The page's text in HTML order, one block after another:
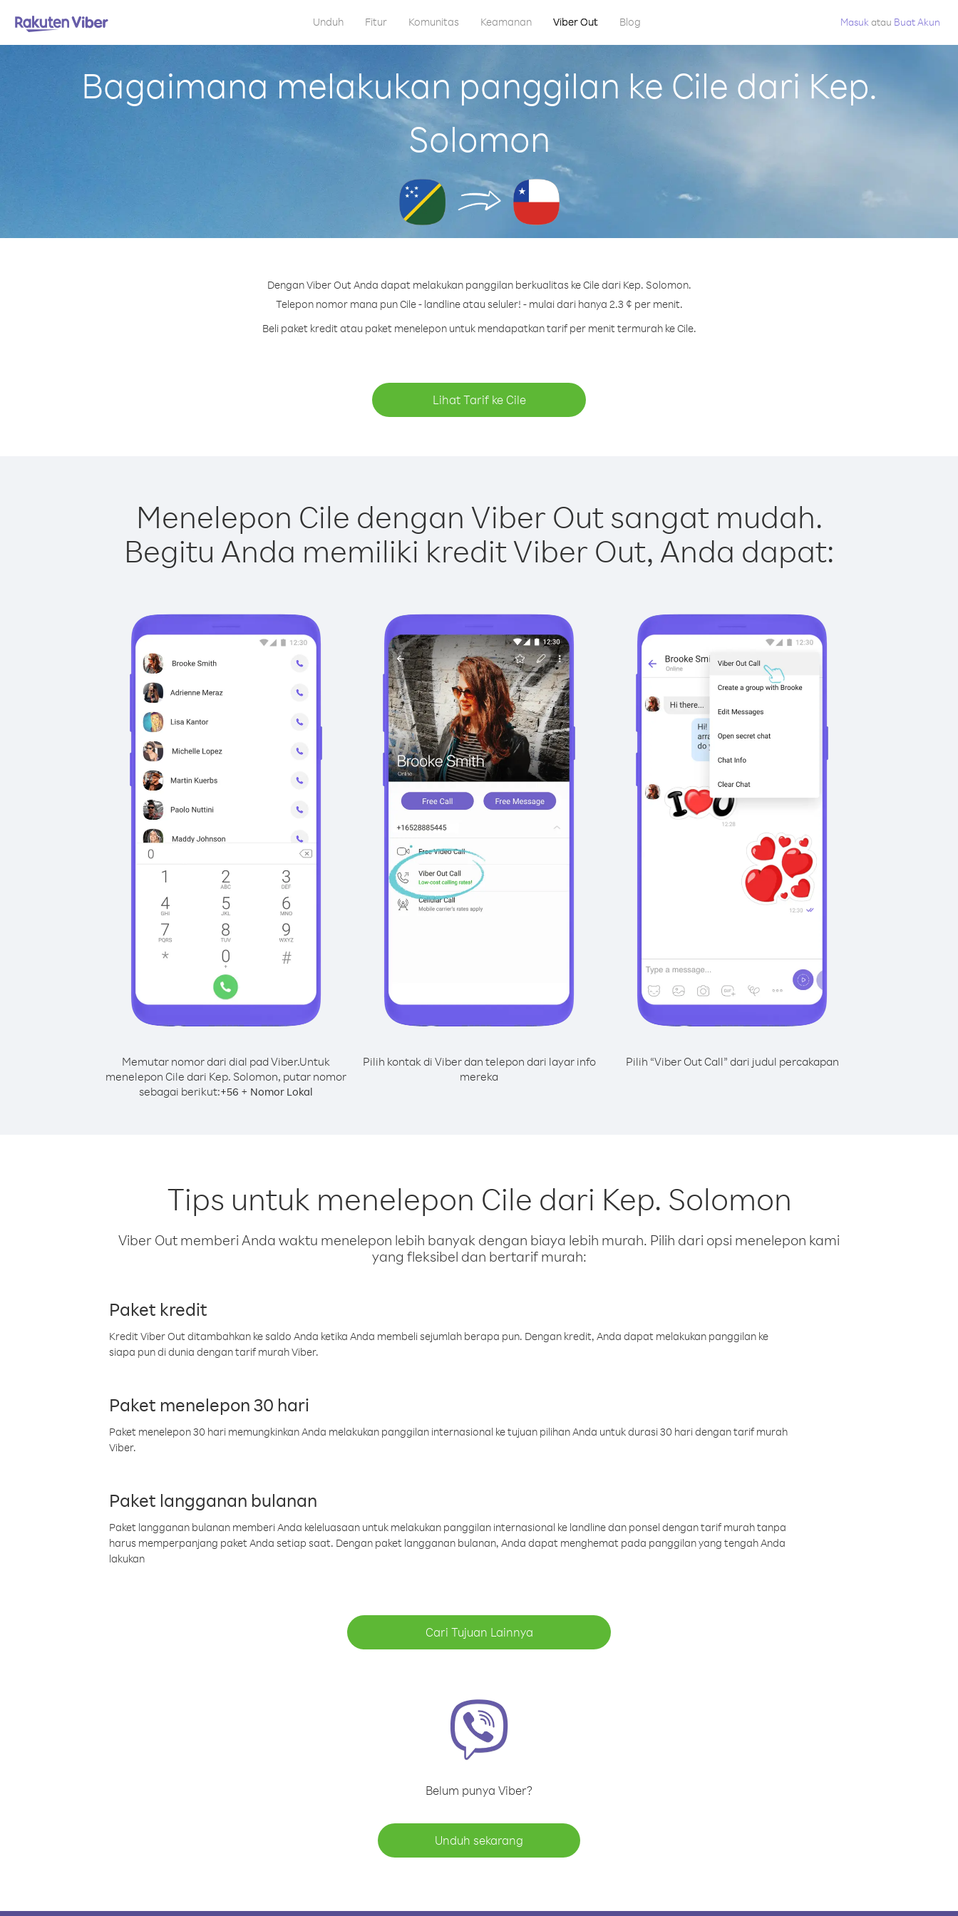
Unduh Fitur Komunitas Keamanan Viber Out Blog Masuk atau Buat Akun
Bagaimana melakukan panggilan ke Cile dari Kep.
Solomon
Dengan Viber Out Anda dapat melakukan panggilan berkualitas ke Cile dari Kep. Solomon.
Telepon nomor mana pun Cile - landline atau seluler! - mulai dari hanya 2.3 ¢ per menit.
Beli paket kredit atau paket menelepon untuk mendapatkan tarif per menit termurah ke Cile.
Lihat Tarif ke Cile
Menelepon Cile dengan Viber Out sangat mudah.
Begitu Anda memiliki kredit Viber Out, Anda dapat:
Memutar nomor dari dial pad Viber.Untuk
menelepon Cile dari Kep. Solomon, putar nomor
sebagai berikut:+56 + Nomor Lokal
Pilih kontak di Viber dan telepon dari layar info
mereka
Pilih “Viber Out Call” dari judul percakapan
Tips untuk menelepon Cile dari Kep. Solomon
Viber Out memberi Anda waktu menelepon lebih banyak dengan biaya lebih murah. Pilih dari opsi menelepon kami
yang fleksibel dan bertarif murah:
Paket kredit
Kredit Viber Out ditambahkan ke saldo Anda ketika Anda membeli sejumlah berapa pun. Dengan kredit, Anda dapat melakukan panggilan ke
siapa pun di dunia dengan tarif murah Viber.
Paket menelepon 30 hari
Paket menelepon 30 hari memungkinkan Anda melakukan panggilan internasional ke tujuan pilihan Anda untuk durasi 30 hari dengan tarif murah
Viber.
Paket langganan bulanan
Paket langganan bulanan memberi Anda keleluasaan untuk melakukan panggilan internasional ke landline dan ponsel dengan tarif murah tanpa
harus memperpanjang paket Anda setiap saat. Dengan paket langganan bulanan, Anda dapat menghemat pada panggilan yang tengah Anda
lakukan
Cari Tujuan Lainnya
Belum punya Viber?
Unduh sekarang